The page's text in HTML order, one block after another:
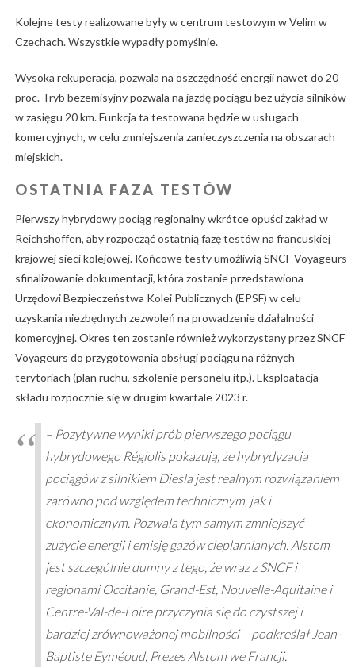
Kolejne testy realizowane były w centrum testowym w Velim w
Czechach. Wszystkie wypadły pomyślnie.
Wysoka rekuperacja, pozwala na oszczędność energii nawet do 20
proc. Tryb bezemisyjny pozwala na jazdę pociągu bez użycia silników
w zasięgu 20 km. Funkcja ta testowana będzie w usługach
komercyjnych, w celu zmniejszenia zanieczyszczenia na obszarach
miejskich.
OSTATNIA FAZA TESTÓW
Pierwszy hybrydowy pociąg regionalny wkrótce opuści zakład w
Reichshoffen, aby rozpocząć ostatnią fazę testów na francuskiej
krajowej sieci kolejowej. Końcowe testy umożliwią SNCF Voyageurs
sfinalizowanie dokumentacji, która zostanie przedstawiona
Urzędowi Bezpieczeństwa Kolei Publicznych (EPSF) w celu
uzyskania niezbędnych zezwoleń na prowadzenie działalności
komercyjnej. Okres ten zostanie również wykorzystany przez SNCF
Voyageurs do przygotowania obsługi pociągu na różnych
terytoriach (plan ruchu, szkolenie personelu itp.). Eksploatacja
składu rozpocznie się w drugim kwartale 2023 r.
– Pozytywne wyniki prób pierwszego pociągu
hybrydowego Régiolis pokazują, że hybrydyzacja
pociągów z silnikiem Diesla jest realnym rozwiązaniem
zarówno pod względem technicznym, jak i
ekonomicznym. Pozwala tym samym zmniejszyć
zużycie energii i emisję gazów cieplarnianych. Alstom
jest szczególnie dumny z tego, że wraz z SNCF i
regionami Occitanie, Grand-Est, Nouvelle-Aquitaine i
Centre-Val-de-Loire przyczynia się do czystszej i
bardziej zrównoważonej mobilności – podkreślał Jean-
Baptiste Eyméoud, Prezes Alstom we Francji.